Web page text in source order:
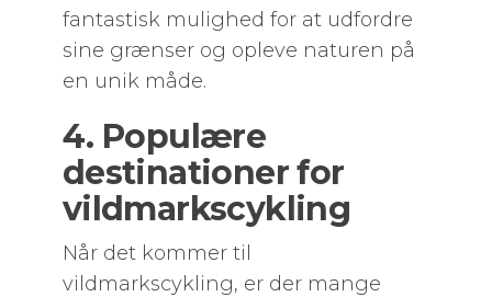
fantastisk mulighed for at udfordre
sine grænser og opleve naturen på
en unik måde.
4. Populære
destinationer for
vildmarkscykling
Når det kommer til
vildmarkscykling, er der mange